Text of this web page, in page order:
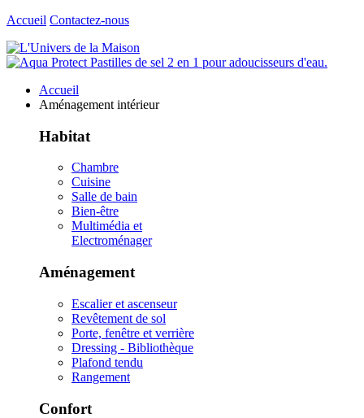
Accueil Contactez-nous
Accueil
Aménagement intérieur
Habitat
Chambre
Cuisine
Salle de bain
Bien-être
Multimédia et
Electroménager
Aménagement
Escalier et ascenseur
Revêtement de sol
Porte, fenêtre et verrière
Dressing - Bibliothèque
Plafond tendu
Rangement
Confort